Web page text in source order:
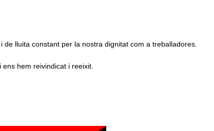
lluita constant per la nostra dignitat com a treballadores.
hem reivindicat i reeixit.